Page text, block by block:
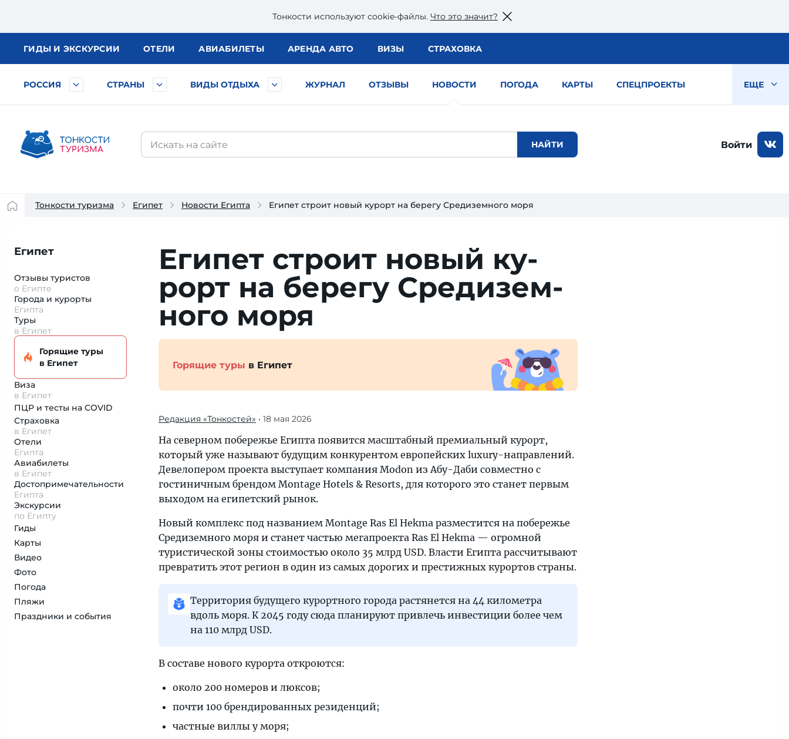
Тонкости используют сookie-файлы. Что это значит?
ГИДЫ И ЭКСКУРСИИ ОТЕЛИ АВИАБИЛЕТЫ АРЕНДА АВТО ВИЗЫ СТРАХОВКА
РОССИЯ СТРАНЫ ВИДЫ ОТДЫХА ЖУРНАЛ ОТЗЫВЫ НОВОСТИ ПОГОДА КАРТЫ СПЕЦПРОЕКТЫ ЕЩЕ
Войти
Тонкости туризма Египет Новости Египта Египет строит новый курорт на берегу Средиземного моря
Египет
Отзывы туристов
о Египте
Города и курорты
Египта
Туры
в Египет
Горящие туры
в Египет
Виза
в Египет
ПЦР и тесты на COVID
Страховка
в Египет
Отели
Египта
Авиабилеты
в Египет
Достопримеча­тельности
Египта
Экскурсии
по Египту
Гиды
Карты
Видео
Фото
Погода
Пляжи
Праздники и события
Египет строит но­вый ку­
рорт на бе­ре­гу Сре­ди­зем­
но­го моря
Горящие туры в Египет
Редакция «Тонкостей» • 18 мая 2026
На северном побережье Египта появится масштабный премиальный курорт,
который уже называют будущим конкурентом европейских luxury-направлений.
Девелопером проекта выступает компания Modon из Абу-Даби совместно с
гостиничным брендом Montage Hotels & Resorts, для которого это станет первым
выходом на египетский рынок.
Новый комплекс под названием Montage Ras El Hekma разместится на побережье
Средиземного моря и станет частью мегапроекта Ras El Hekma — огромной
туристической зоны стоимостью около 35 млрд USD. Власти Египта рассчитывают
превратить этот регион в один из самых дорогих и престижных курортов страны.
Территория будущего курортного города растянется на 44 километра
вдоль моря. К 2045 году сюда планируют привлечь инвестиции более чем
на 110 млрд USD.
В составе нового курорта откроются:
около 200 номеров и люксов;
почти 100 брендированных резиденций;
частные виллы у моря;